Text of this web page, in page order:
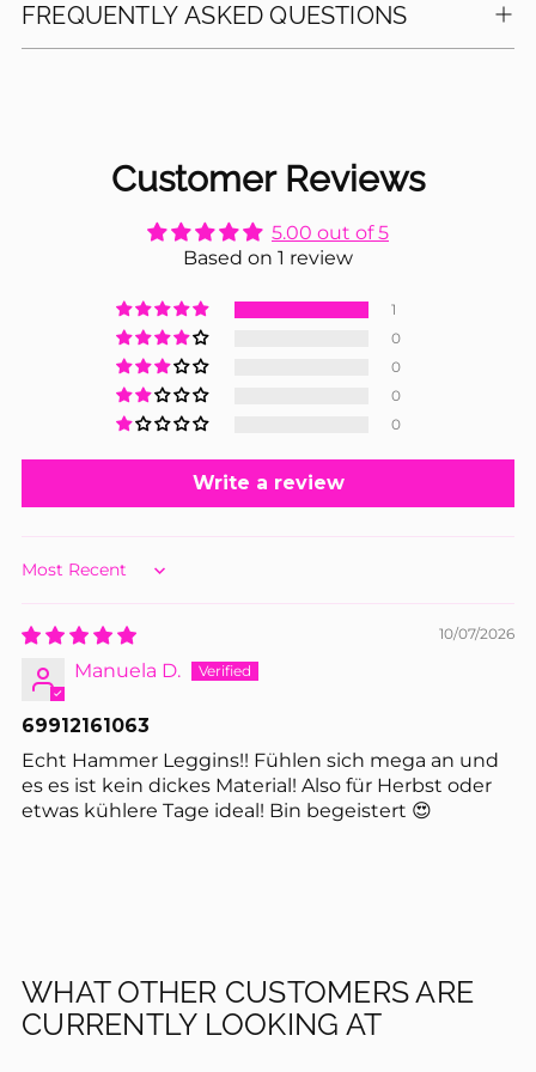
FREQUENTLY ASKED QUESTIONS
Customer Reviews
5.00 out of 5
Based on 1 review
1
0
0
0
0
Write a review
Sort by
10/07/2026
Manuela D.
69912161063
Echt Hammer Leggins!! Fühlen sich mega an und
es es ist kein dickes Material! Also für Herbst oder
etwas kühlere Tage ideal! Bin begeistert 😍
WHAT OTHER CUSTOMERS ARE
CURRENTLY LOOKING AT
Melde dich
jetzt an!
Und erhalte
-15%
auf deine nächste Bestellung
E-mail
Jetzt anmelden & Rabatt holen
Du kannst dich jederzeit über den Link in unseren E-Mails abmelden.
Mehr dazu in unserer
Datenschutzerklärung.